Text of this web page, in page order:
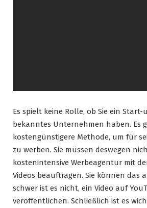
Es spielt keine Rolle, ob Sie ein
bekanntes Unternehmen haben. Es
kostengünstigere Methode, um für
zu werben. Sie müssen deswegen
kostenintensive Werbeagentur mit
Videos beauftragen. Sie können das
schwer ist es nicht, ein Video auf
veröffentlichen. Schließlich ist es